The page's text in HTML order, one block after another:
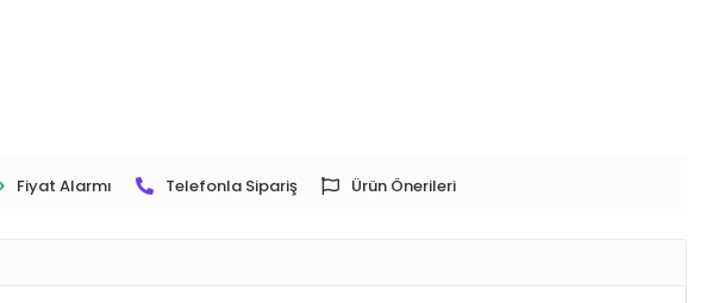
Fiyat Alarmı Telefonla Sipariş Ürün Önerileri